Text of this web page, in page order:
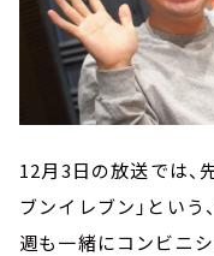
12月3日の放送では、
ブンイレブン」という、
週も一緒にコンビニ